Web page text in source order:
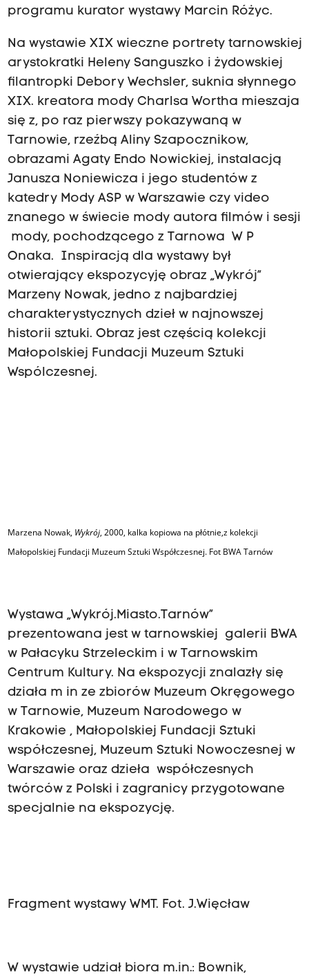
programu kurator wystawy Marcin Różyc.
Na wystawie XIX wieczne portrety tarnowskiej
arystokratki Heleny Sanguszko i żydowskiej
filantropki Debory Wechsler, suknia słynnego
XIX. kreatora mody Charlsa Wortha mieszaja
się z, po raz pierwszy pokazywaną w
Tarnowie, rzeźbą Aliny Szapocznikow,
obrazami Agaty Endo Nowickiej, instalacją
Janusza Noniewicza i jego studentów z
katedry Mody ASP w Warszawie czy video
znanego w świecie mody autora filmów i sesji
mody, pochodzącego z Tarnowa W P
Onaka. Inspiracją dla wystawy był
otwierający ekspozycyję obraz „Wykrój”
Marzeny Nowak, jedno z najbardziej
charakterystycznych dzieł w najnowszej
historii sztuki. Obraz jest częścią kolekcji
Małopolskiej Fundacji Muzeum Sztuki
Wspólczesnej.
Marzena Nowak, Wykrój, 2000, kalka kopiowa na płótnie,z kolekcji
Małopolskiej Fundacji Muzeum Sztuki Współczesnej. Fot BWA Tarnów
Wystawa „Wykrój.Miasto.Tarnów”
prezentowana jest w tarnowskiej galerii BWA
w Pałacyku Strzeleckim i w Tarnowskim
Centrum Kultury. Na ekspozycji znalazły się
działa m in ze zbiorów Muzeum Okręgowego
w Tarnowie, Muzeum Narodowego w
Krakowie , Małopolskiej Fundacji Sztuki
współczesnej, Muzeum Sztuki Nowoczesnej w
Warszawie oraz dzieła współczesnych
twórców z Polski i zagranicy przygotowane
specjalnie na ekspozycję.
Fragment wystawy WMT. Fot. J.Więcław
W wystawie udział biora m.in.: Bownik,